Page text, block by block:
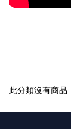
此分類沒有商品